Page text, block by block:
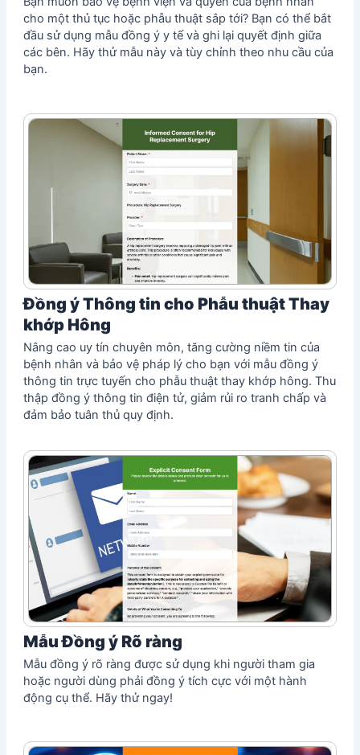
cho một thủ tục hoặc phẫu thuật sắp tới? Bạn có thể bắt
đầu sử dụng mẫu đồng ý y tế và ghi lại quyết định giữa
các bên. Hãy thử mẫu này và tùy chỉnh theo nhu cầu của
bạn.
Đồng ý Thông tin cho Phẫu thuật Thay
khớp Hông
Nâng cao uy tín chuyên môn, tăng cường niềm tin của
bệnh nhân và bảo vệ pháp lý cho bạn với mẫu đồng ý
thông tin trực tuyến cho phẫu thuật thay khớp hông. Thu
thập đồng ý thông tin điện tử, giảm rủi ro tranh chấp và
đảm bảo tuân thủ quy định.
Mẫu Đồng ý Rõ ràng
Mẫu đồng ý rõ ràng được sử dụng khi người tham gia
hoặc người dùng phải đồng ý tích cực với một hành
động cụ thể. Hãy thử ngay!